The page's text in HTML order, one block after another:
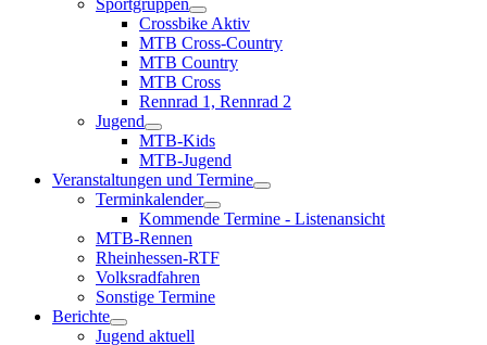
Sportgruppen
Crossbike Aktiv
MTB Cross-Country
MTB Country
MTB Cross
Rennrad 1, Rennrad 2
Jugend
MTB-Kids
MTB-Jugend
Veranstaltungen und Termine
Terminkalender
Kommende Termine - Listenansicht
MTB-Rennen
Rheinhessen-RTF
Volksradfahren
Sonstige Termine
Berichte
Jugend aktuell